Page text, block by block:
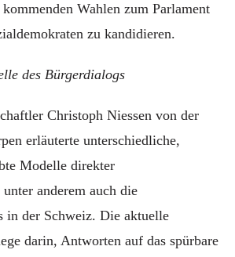
Wahlen zum Parlament
zu kandidieren.
des Bürgerdialogs
Christoph Niessen von der
erläuterte unterschiedliche,
Modelle direkter
anderem auch die
in der Schweiz. Die aktuelle
darin, Antworten auf das spürbare